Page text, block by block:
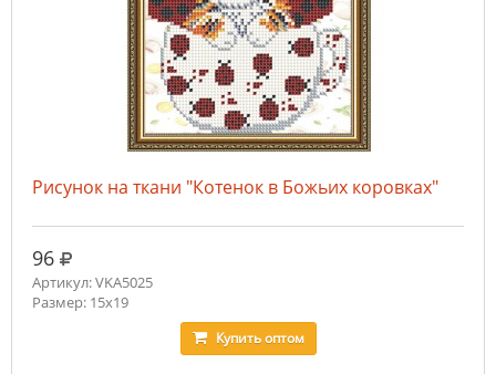
Рисунок на ткани "Котенок в Божьих коровках"
96 руб.
Артикул: VKA5025
Размер: 15х19
Купитьоптом